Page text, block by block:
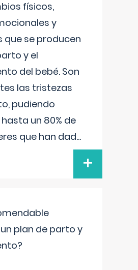
físicos,
y
que se producen
y el
del bebé. Son
las tristezas
pudiendo
un 80% de
que han dad...
+
plan de parto y